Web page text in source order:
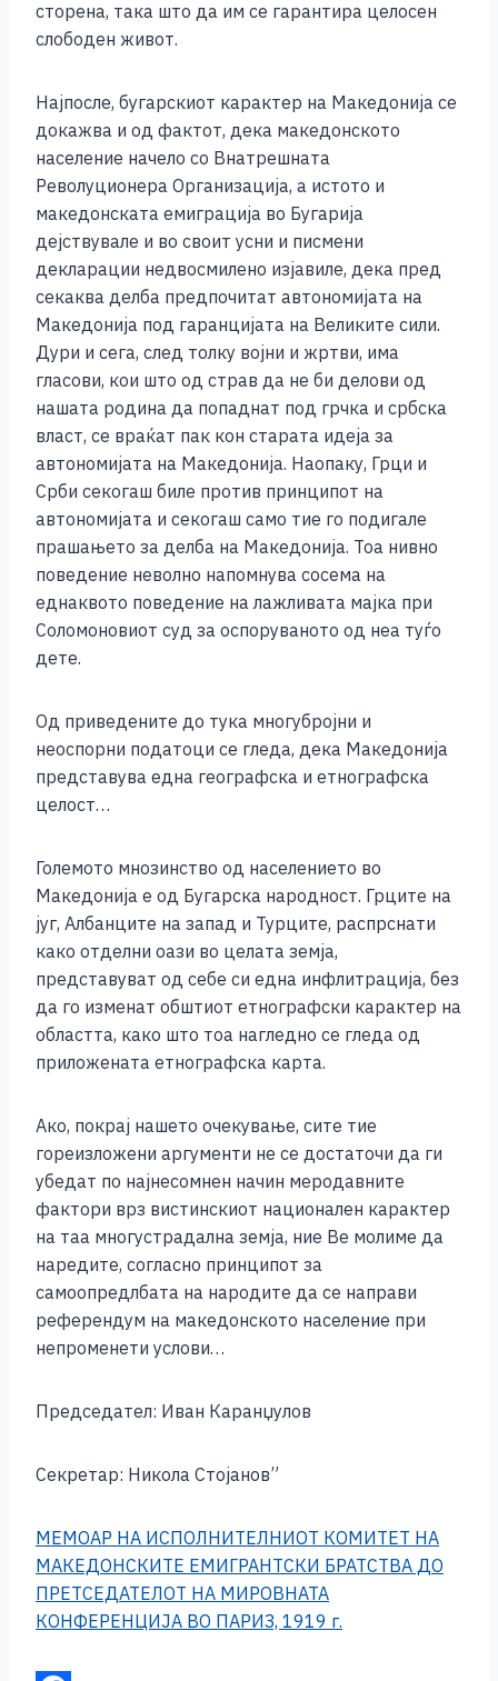
сторена, така што да им се гарантира целосен
слободен живот.
Најпосле, бугарскиот карактер на Македонија се
докажва и од фактот, дека македонското
население начело со Внатрешната
Револуционера Организација, а истото и
македонската емиграција во Бугарија
дејствувале и во своит усни и писмени
декларации недвосмилено изјавиле, дека пред
секаква делба предпочитат автономијата на
Македонија под гаранцијата на Великите сили.
Дури и сега, след толку војни и жртви, има
гласови, кои што од страв да не би делови од
нашата родина да попаднат под грчка и србска
власт, се враќат пак кон старата идеја за
автономијата на Македонија. Наопаку, Грци и
Срби секогаш биле против принципот на
автономијата и секогаш само тие го подигале
прашањето за делба на Македонија. Тоа нивно
поведение неволно напомнува сосема на
еднаквото поведение на лажливата мајка при
Соломоновиот суд за оспоруваното од неа туѓо
дете.
Од приведените до тука многубројни и
неоспорни податоци се гледа, дека Македонија
представува една географска и етнографска
целост…
Големото мнозинство од населението во
Македонија е од Бугарска народност. Грците на
југ, Албанците на запад и Турците, распрснати
како отделни оази во целата земја,
представуват од себе си една инфлитрација, без
да го изменат обштиот етнографски карактер на
областта, како што тоа нагледно се гледа од
приложената етнографска карта.
Ако, покрај нашето очекување, сите тие
гореизложени аргументи не се достаточи да ги
убедат по најнесомнен начин меродавните
фактори врз вистинскиот национален карактер
на таа многустрадална земја, ние Ве молиме да
наредите, согласно принципот за
самоопредлбата на народите да се направи
референдум на македонското население при
непроменети услови…
Председател: Иван Каранџулов
Секретар: Никола Стојанов”
МЕМОАР НА ИСПОЛНИТЕЛНИОТ КОМИТЕТ НА
МАКЕДОНСКИТЕ ЕМИГРАНТСКИ БРАТСТВА ДО
ПРЕТСЕДАТЕЛОТ НА МИРОВНАТА
КОНФЕРЕНЦИЈА ВО ПАРИЗ, 1919 г.